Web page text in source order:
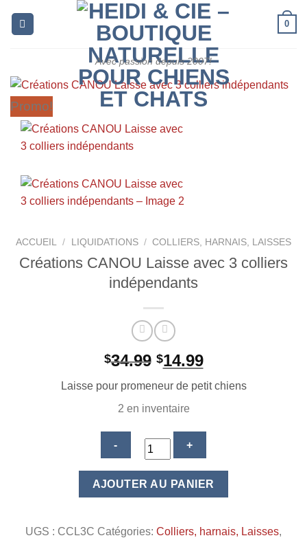
Avec passion depuis 2007!
0
Promo!
ACCUEIL / LIQUIDATIONS / COLLIERS, HARNAIS, LAISSES
Créations CANOU Laisse avec 3 colliers
indépendants
$34.99 Le
initial
était :
$14.99Le
actuel
Laisse pour promeneur de petit chiens
2 en inventaire
CANOU
AJOUTER AU PANIER
UGS : CCL3C Catégories: Colliers, harnais, Laisses,